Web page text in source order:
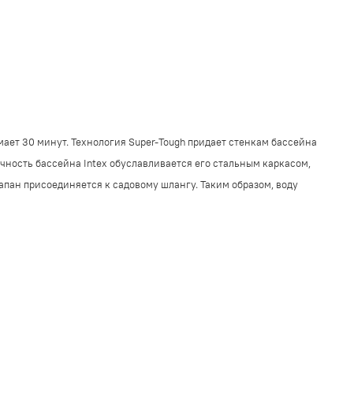
30 минут. Технология Super-Tough придает стенкам бассейна
бассейна Intex обуславливается его стальным каркасом,
присоединяется к садовому шлангу. Таким образом, воду